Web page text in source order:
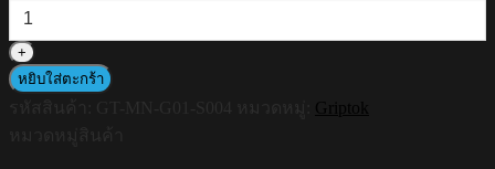
SHIELD
Acrylic
Griptok
Magnetic
หยิบใส่ตะกร้า
Griptok